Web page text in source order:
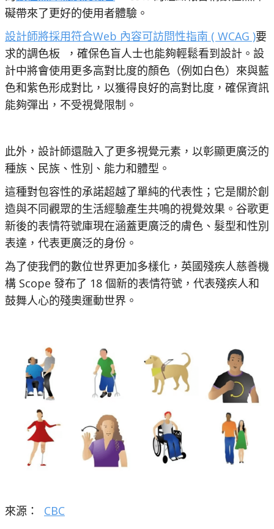
礙帶來了更好的使用者體驗。
設計師將採用符合Web 內容可訪問性指南 ( WCAG )要
求的調色板 ，確保色盲人士也能夠輕鬆看到設計。設
計中將會使用更多高對比度的顏色（例如白色）來與藍
色和紫色形成對比，以獲得良好的高對比度，確保資訊
能夠彈出，不受視覺限制。
此外，設計師還融入了更多視覺元素，以彰顯更廣泛的
種族、民族、性別、能力和體型。
這種對包容性的承諾超越了單純的代表性；它是關於創
造與不同觀眾的生活經驗產生共鳴的視覺效果。谷歌更
新後的表情符號庫現在涵蓋更廣泛的膚色、髮型和性別
表達，代表更廣泛的身份。
為了使我們的數位世界更加多樣化，英國殘疾人慈善機
構 Scope 發布了 18 個新的表情符號，代表殘疾人和
鼓舞人心的殘奧運動世界。
來源： CBC